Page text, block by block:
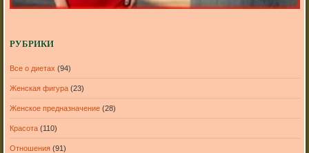
РУБРИКИ
Все о диетах (94)
Женская фигура(23)
Женское предназначение(28)
Красота(110)
Отношения(91)